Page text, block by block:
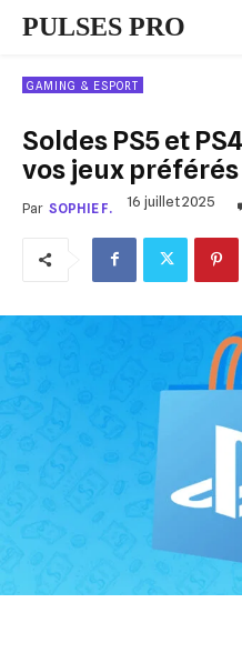
PULSES PRO
GAMING & ESPORT
Soldes PS5 et
vos jeux préférés
Par SOPHIE F. 16 juillet 2025